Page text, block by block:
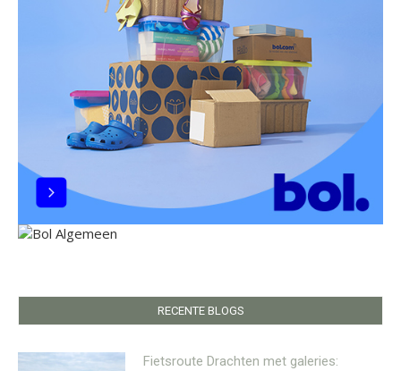
RECENTE BLOGS
Fietsroute Drachten met galeries: